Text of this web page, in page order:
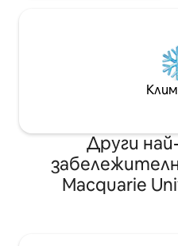
Други
Macquarie